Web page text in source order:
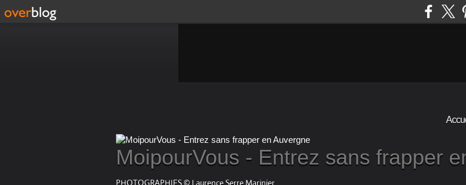
MoipourVous - Entrez sans frapper
PHOTOGRAPHIES © Laurence Serre Marinier